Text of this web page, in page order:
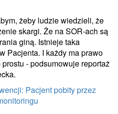
żeby ludzie wiedzieli, że
skargi. Że na SOR-ach są
giną. Istnieje taka
Pacjenta. I każdy ma prawo
- podsumowuje reportaż
Pacjent pobity przez